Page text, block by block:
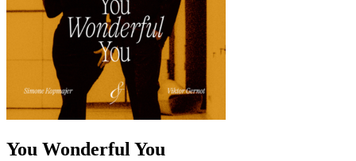
You Wonderful You